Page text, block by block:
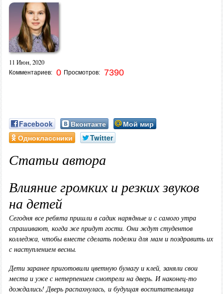
11 Июн, 2020
Комментариев: 0 Просмотров: 7390
Facebook Вконтакте
Мой мир
Одноклассники
Twitter
Статьи автора
Влияние громких и резких звуков
на детей
Сегодня все ребята пришли в садик нарядные и с самого утра
спрашивают, когда же придут гости. Они ждут студентов
колледжа, чтобы вместе сделать поделки для мам и поздравить их
с наступлением весны.
Дети заранее приготовили цветную бумагу и клей, заняли свои
места и уже с нетерпением смотрели на дверь. И наконец-то
дождались! Дверь распахнулась, и будущая воспитательница